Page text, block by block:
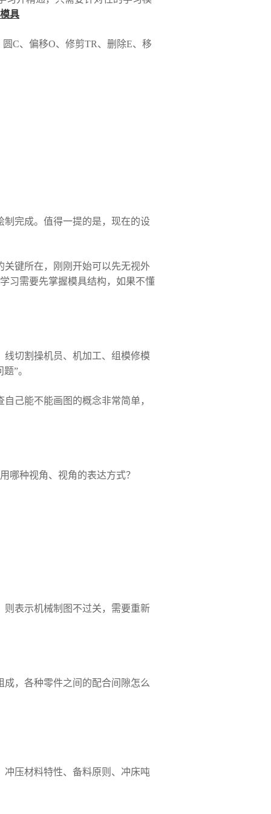
具
C、偏移O、修剪TR、删除E、移
完成。值得一提的是，现在的设
键所在，刚刚开始可以先无视外
习需要先掌握模具结构，如果不懂
切割操机员、机加工、组模修模
”。
己能不能画图的概念非常简单，
哪种视角、视角的表达方式？
表示机械制图不过关，需要重新
，各种零件之间的配合间隙怎么
压材料特性、备料原则、冲床吨